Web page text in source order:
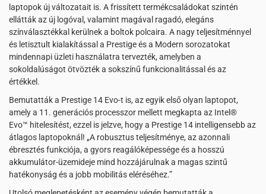
laptopok új változatait is. A frissített termékcsaládokat szintén
ellátták az új logóval, valamint magával ragadó, elegáns
színválasztékkal kerülnek a boltok polcaira. A nagy teljesítménnyel
és letisztult kialakítással a Prestige és a Modern sorozatokat
mindennapi üzleti használatra tervezték, amelyben a
sokoldalúságot ötvözték a sokszínű funkcionalitással és az
értékkel.
Bemutatták a Prestige 14 Evo-t is, az egyik első olyan laptopot,
amely a 11. generációs processzor mellett megkapta az Intel®
Evo™ hitelesítést, ezzel is jelzve, hogy a Prestige 14 intelligensebb az
átlagos laptopoknál! „A robusztus teljesítménye, az azonnali
ébresztés funkciója, a gyors reagálóképessége és a hosszú
akkumulátor-üzemideje mind hozzájárulnak a magas szintű
hatékonyság és a jobb mobilitás eléréséhez.”